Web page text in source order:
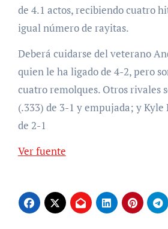
de 4.1 actos, recibiendo cuatro
igual número de rayitas.
Deberá cuidarse del veterano
quien le ha ligado de 4-2, pero
cuatro remolques. Otros rivales
(.333) de 3-1 y empujada; y Kyle
de 2-1
Ver fuente